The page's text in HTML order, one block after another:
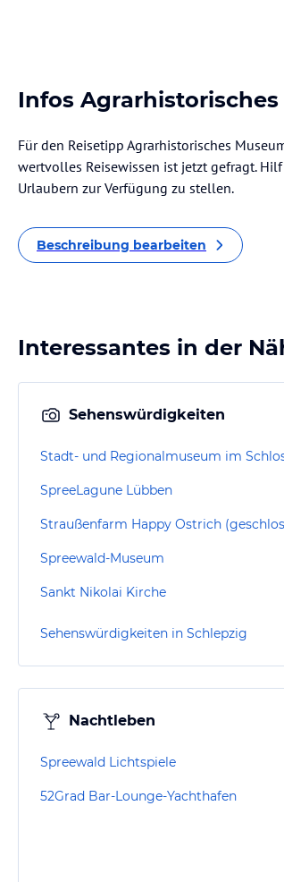
Infos Agrarhistorisches
Für den Reisetipp Agrarhistorisches
wertvolles Reisewissen ist jetzt gefragt.
Urlaubern zur Verfügung zu stellen.
Beschreibung bearbeiten
Interessantes in der
Sehenswürdigkeiten
SpreeLagune Lübben
Spreewald-Museum
Sankt Nikolai Kirche
Sehenswürdigkeiten in Schlepzig
Nachtleben
Spreewald Lichtspiele
52Grad Bar-Lounge-Yachthafen